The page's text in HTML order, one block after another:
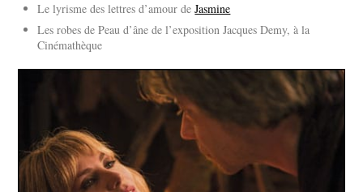
Le lyrisme des lettres d’amour deJasmine
Les robes de Peau d’âne de l’exposition Jacques Demy, à la
Cinémathèque